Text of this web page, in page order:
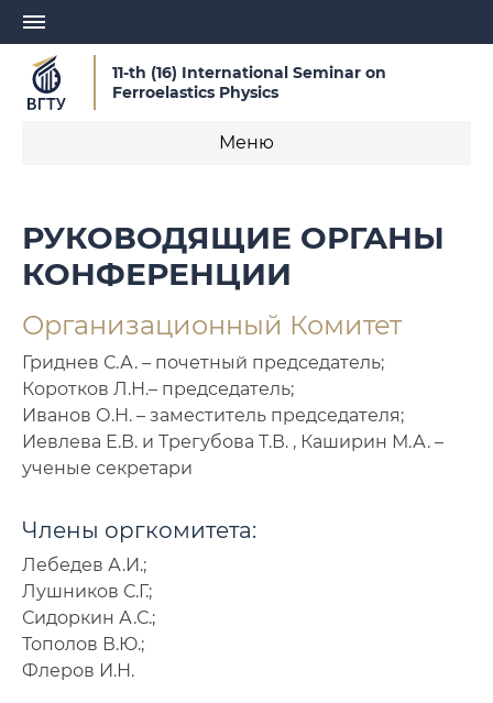
11-th (16) International Seminar on
Ferroelastics Physics
Меню
Регистрация
Руководящие органы семинара
Организаторы
Информационные материалы
Сроки проведения семинара
Место проведения семинара
Контактная информация
РУКОВОДЯЩИЕ ОРГАНЫ
КОНФЕРЕНЦИИ
Организационный Комитет
Гриднев С.А. – почетный председатель;
Коротков Л.Н.– председатель;
Иванов О.Н. – заместитель председателя;
Иевлева Е.В. и Трегубова Т.В. , Каширин М.А. –
ученые секретари
Члены оргкомитета:
Лебедев А.И.;
Лушников С.Г.;
Сидоркин А.С.;
Тополов В.Ю.;
Флеров И.Н.